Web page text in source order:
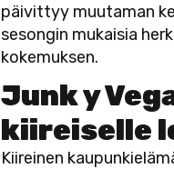
päivittyy muutaman
sesongin mukaisia
kokemuksen.
Junk y
kiireiselle
Kiireinen